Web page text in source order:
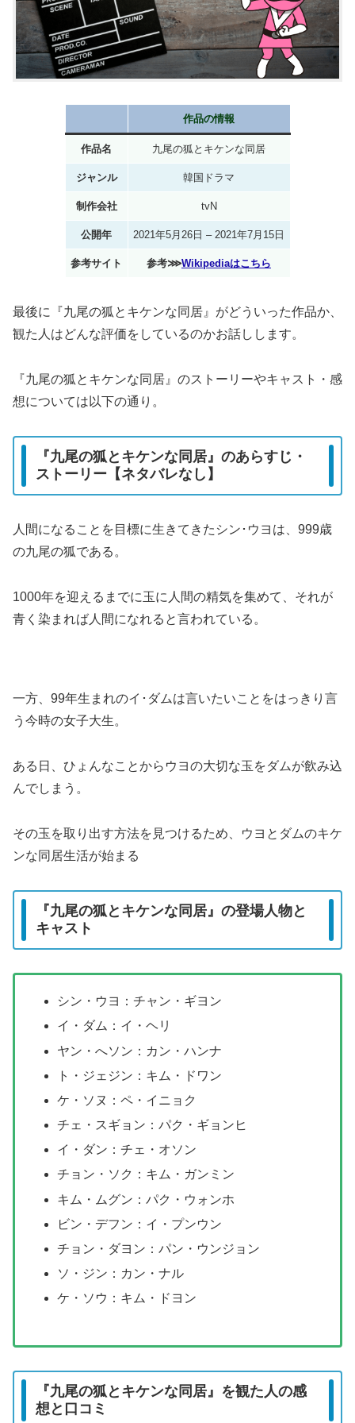
作品の情報
作品名 九尾の狐とキケンな同居
ジャンル 韓国ドラマ
制作会社 tvN
公開年 2021年5月26日 – 2021年7月15日
参考サイト 参考⋙Wikipediaはこちら
最後に『九尾の狐とキケンな同居』がどういった作品か、
観た人はどんな評価をしているのかお話しします。
『九尾の狐とキケンな同居』のストーリーやキャスト・感
想については以下の通り。
『九尾の狐とキケンな同居』のあらすじ・
ストーリー【ネタバレなし】
人間になることを目標に生きてきたシン･ウヨは、999歳
の九尾の狐である。
1000年を迎えるまでに玉に人間の精気を集めて、それが
青く染まれば人間になれると言われている。
一方、99年生まれのイ･ダムは言いたいことをはっきり言
う今時の女子大生。
ある日、ひょんなことからウヨの大切な玉をダムが飲み込
んでしまう。
その玉を取り出す方法を見つけるため、ウヨとダムのキケ
ンな同居生活が始まる
『九尾の狐とキケンな同居』の登場人物と
キャスト
シン・ウヨ：チャン・ギヨン
イ・ダム：イ・ヘリ
ヤン・へソン：カン・ハンナ
ト・ジェジン：キム・ドワン
ケ・ソヌ：ペ・イニョク
チェ・スギョン：パク・ギョンヒ
イ・ダン：チェ・オソン
チョン・ソク：キム・ガンミン
キム・ムグン：パク・ウォンホ
ビン・デフン：イ・プンウン
チョン・ダヨン：パン・ウンジョン
ソ・ジン：カン・ナル
ケ・ソウ：キム・ドヨン
『九尾の狐とキケンな同居』を観た人の感
想と口コミ